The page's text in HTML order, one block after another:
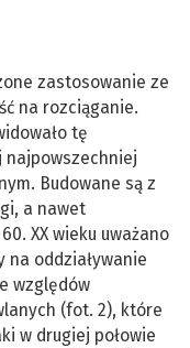
zastosowanie ze
na rozciąganie.
tę
najpowszechniej
Budowane są z
a nawet
XX wieku uważano
na oddziaływanie
względów
(fot. 2), które
w drugiej połowie